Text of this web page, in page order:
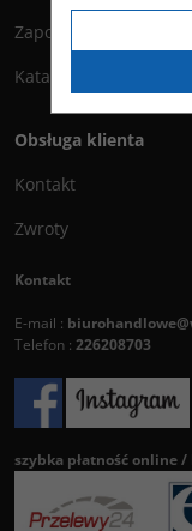
Zapowiedzi
Katalog
Obsługa klienta
Kontakt
Zwroty
Kontakt
E-mail :
Telefon : 226208703
szybka płatność online